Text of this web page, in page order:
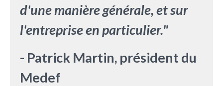
d'une manière générale, et sur
l'entreprise en particulier."
- Patrick Martin, président du
Medef